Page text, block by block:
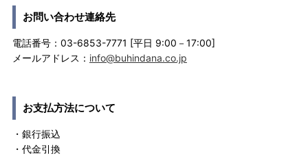
お問い合わせ連絡先
電話番号：03-6853-7771 [平日 9:00－17:00]
メールアドレス： info@buhindana.co.jp
お支払方法について
・銀行振込
・代金引換